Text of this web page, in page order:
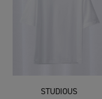
STUDIOUS